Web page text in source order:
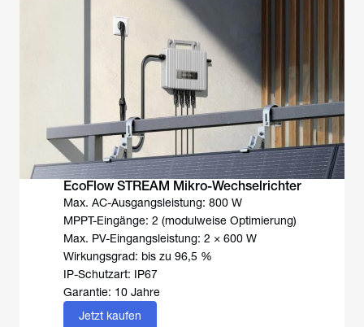
EcoFlow STREAM Mikro-Wechselrichter
Max. AC-Ausgangsleistung: 800 W
MPPT-Eingänge: 2 (modulweise Optimierung)
Max. PV-Eingangsleistung: 2 × 600 W
Wirkungsgrad: bis zu 96,5 %
IP-Schutzart: IP67
Garantie: 10 Jahre
Jetzt kaufen